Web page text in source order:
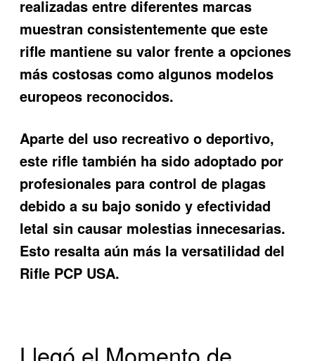
realizadas entre diferentes marcas
muestran consistentemente que este
rifle mantiene su valor frente a opciones
más costosas como algunos modelos
europeos reconocidos.
Aparte del uso recreativo o deportivo,
este rifle también ha sido adoptado por
profesionales para control de plagas
debido a su bajo sonido y efectividad
letal sin causar molestias innecesarias.
Esto resalta aún más la versatilidad del
Rifle PCP USA.